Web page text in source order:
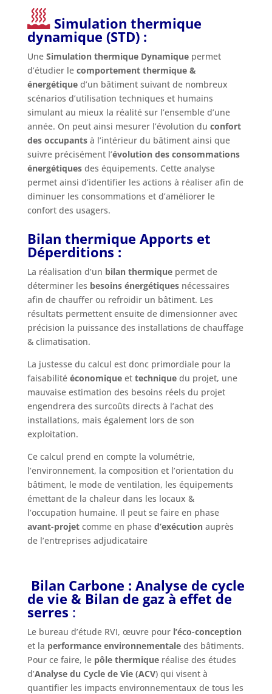
Simulation thermique
dynamique (STD) :
Une Simulation thermique Dynamiquepermet
d’étudier le comportement thermique &
énergétiqued’un bâtiment suivant de nombreux
scénarios d’utilisation techniques et humains
simulant au mieux la réalité sur l’ensemble d’une
année. On peut ainsi mesurer l’évolution du confort
des occupantsà l’intérieur du bâtiment ainsi que
suivre précisément l’évolution des consommations
énergétiquesdes équipements. Cette analyse
permet ainsi d’identifier les actions à réaliser afin de
diminuer les consommations et d’améliorer le
confort des usagers.
Bilan thermique Apports et
Déperditions :
La réalisation d’un bilan thermiquepermet de
déterminer les besoins énergétiquesnécessaires
afin de chauffer ou refroidir un bâtiment. Les
résultats permettent ensuite de dimensionner avec
précision la puissance des installations de chauffage
& climatisation.
La justesse du calcul est donc primordiale pour la
faisabilité économiqueettechniquedu projet, une
mauvaise estimation des besoins réels du projet
engendrera des surcoûts directs à l’achat des
installations, mais également lors de son
exploitation.
Ce calcul prend en compte la volumétrie,
l’environnement, la composition et l’orientation du
bâtiment, le mode de ventilation, les équipements
émettant de la chaleur dans les locaux &
l’occupation humaine. Il peut se faire en phase
avant-projetcomme en phase d’exécutionauprès
de l’entreprises adjudicataire
Bilan Carbone : Analyse de cycle
de vie & Bilan de gaz à effet de
serres :
Le bureau d’étude RVI, œuvre pour l’éco-conception
et la performance environnementaledes bâtiments.
Pour ce faire, le pôle thermiqueréalise des études
d’Analyse du Cycle de Vie (ACV) qui visent à
quantifier les impacts environnementaux de tous les